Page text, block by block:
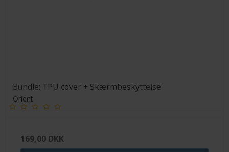
Bundle: TPU cover + Skærmbeskyttelse
Orient
169,00 DKK